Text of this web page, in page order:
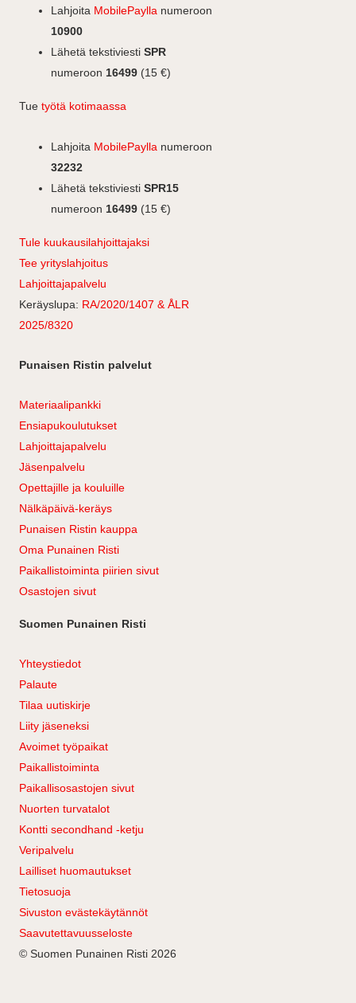
og
r
a
m
I
Lahjoita MobilePaylla numeroon
10900
Lähetä tekstiviesti SPR
numeroon 16499 (15 €)
Tue työtä kotimaassa
Lahjoita MobilePaylla numeroon
32232
Lähetä tekstiviesti SPR15
numeroon 16499 (15 €)
Tule kuukausilahjoittajaksi
Tee yrityslahjoitus
Lahjoittajapalvelu
Keräyslupa: RA/2020/1407 & ÅLR
2025/8320
Punaisen Ristin palvelut
Materiaalipankki
Ensiapukoulutukset
Lahjoittajapalvelu
Jäsenpalvelu
Opettajille ja kouluille
Nälkäpäivä-keräys
Punaisen Ristin kauppa
Oma Punainen Risti
Paikallistoiminta piirien sivut
Osastojen sivut
Suomen Punainen Risti
Yhteystiedot
Palaute
Tilaa uutiskirje
Liity jäseneksi
Avoimet työpaikat
Paikallistoiminta
Paikallisosastojen sivut
Nuorten turvatalot
Kontti secondhand -ketju
Veripalvelu
Lailliset huomautukset
Tietosuoja
Sivuston evästekäytännöt
Saavutettavuusseloste
© Suomen Punainen Risti 2026